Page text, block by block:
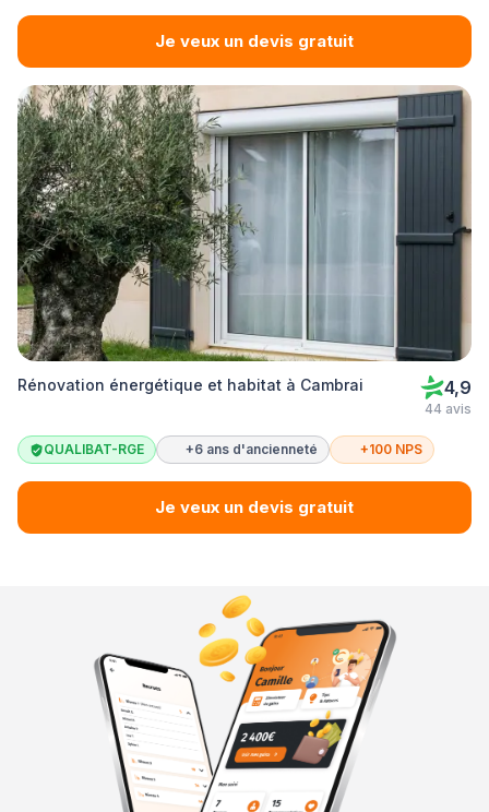
Je veux un devis gratuit
Rénovation énergétique et habitat à Cambrai 4,9
44 avis
QUALIBAT-RGE +6 ans d'ancienneté +100 NPS
Je veux un devis gratuit